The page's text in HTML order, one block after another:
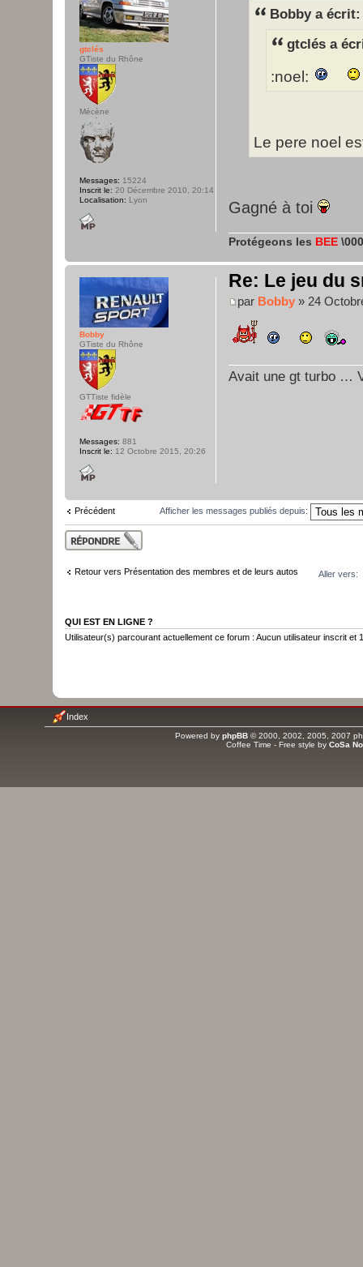
Bobby a écrit:
gtclés a
:noel:
Le pere noel
Gagné à toi
Protégeons les BEE
gtclés
GTiste du Rhône
Mécène
Messages: 15224
Inscrit le: 20 Décembre 2010, 20:14
Localisation: Lyon
Re: Le jeu du
par Bobby » 24
Avait une gt turbo …
Bobby
GTiste du Rhône
GTTiste fidèle
Messages: 881
Inscrit le: 12 Octobre 2015, 20:26
Précédent Afficher les messages publiés depuis:
Publier une
réponse
Retour vers Présentation des membres et de leurs autos Aller vers:
QUI EST EN LIGNE ?
Utilisateur(s) parcourant actuellement ce forum : Aucun utilisateur inscrit et
Index
Powered by phpBB© 2000, 2002, 2005, 2007
Coffee Time - Free style by CoSa